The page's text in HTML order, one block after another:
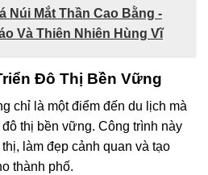
Núi Mắt Thần Cao Bằng -
Và Thiên Nhiên Hùng Vĩ
Đô Thị Bền Vững
chỉ là một điểm đến du lịch mà
thị bền vững. Công trình này
làm đẹp cảnh quan và tạo
thành phố.